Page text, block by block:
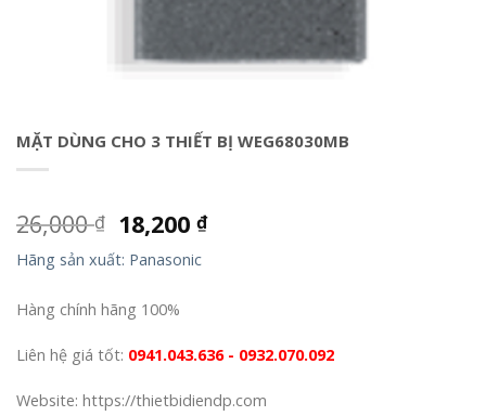
MẶT DÙNG CHO 3 THIẾT BỊ WEG68030MB
26,000₫ 18,200₫
Hãng sản xuất: Panasonic
Hàng chính hãng 100%
Liên hệ giá tốt: 0941.043.636 - 0932.070.092
Website: https://thietbidiendp.com